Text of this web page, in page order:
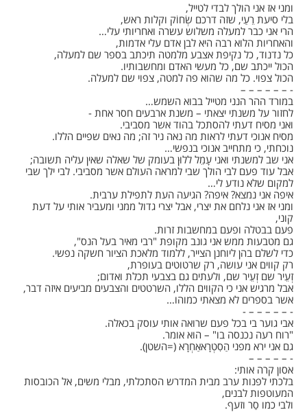
ומני אז אני הולך לבדי לטייל, ‏
בלי סיעת רֵעַי, שזה דרכם שְׂחוֹק וקלות ראש, ‏
הרי אני כבר למעלה משלוש עשרה ואחריותי עלי…‏
והאחריות הלוא רבה היא לבן אדם עלי אדמות, ‏
כל נדנוד, כל נקיפת אצבע מלמטה תיכתב בספר שם למעלה, ‏
הכול ייכתב שם, כל מעשי האדם ומחשבותיו.‏
הכול צפוי. כל מה שהוא פה למטה, צפוי שם למעלה.‏
‏- – – – – – – ‏
במורד ההר הנני מטייל בבוא השמש…‏
לחזור על משנתי יצאתי – משנת ארבעים חסר אחת -‏
ואני מסיח דעתי להסתכל בהוד אשר מסביבי. ‏
מסיח אנוכי דעתי לראות מה נאה ניר זה; מה נאים שפיים הללו. ‏
נוכחתי, כי מתחייב אנוכי בנפשי…‏
אני שב למשנתי ואני עָמֵל ללוּן בעומק של שאלה שאין עליה תשובה; ‏
אבל עוד פעם לבי הולך שבי למראה העולם אשר מסביבי. לבי ילך שבי
למקום שלא נודע לי…‏
איפה אני נמצא? איפה? הגיעה העת לתפילת ערבית.‏
ומני אז אני נלחם את יצרי, אבל יצרי גדול ממני ומעביר אותי על דעת
קוני, ‏
פעם בבטלה ופעם במחשבות זרות. ‏
גם מטבעות ממש אני גונב מקופת "רבי מאיר בעל הנס", ‏
כדי לשלם בהן ליוחנן הצייר, ללמוד מלאכת הציור חשקה נפשי.‏
רק קווים אני עושה, רק שרטוטים בעופרת, ‏
זְעֵיר שם זְעֵיר שם, ולעתים גם בצבעי תכלת ואדום; ‏
אבל מרגיש אני כי הקווים הללו, השרטטים והצבעים מביעים איזה דבר, ‏
אשר בספרים לא מצאתי כמוהו…‏
‏- – – – – – -‏
אבי גוער בי בכל פעם שרואה אותי עוסק בכאלה. ‏
‏"רוח רעה נכנסה בו" – הוא אומר. ‏
גם אני ירא מפני הַסִטְרָאאַחְרָא (=השטן).‏
‏- – – – – – ‏
אסון קרה אותי: ‏
בלכתי לפנות ערב מבית המדרש הסתכלתי, מבלי משים, אל הכובסות
המעוטפות לבנים,‏
ולבי כמו סַר וזעף. ‏